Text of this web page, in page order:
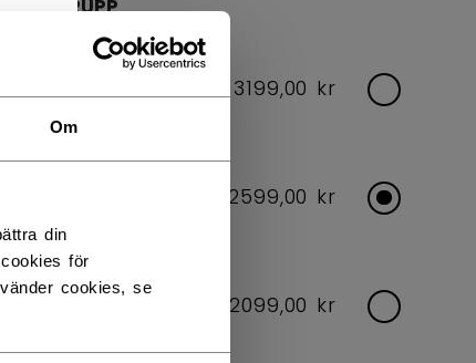
Om
din
för
cookies, se
SENIOR
Flex: 65,70
3199,00 kr
Flex: 50,55,60,65
2599,00 kr
2099,00 kr